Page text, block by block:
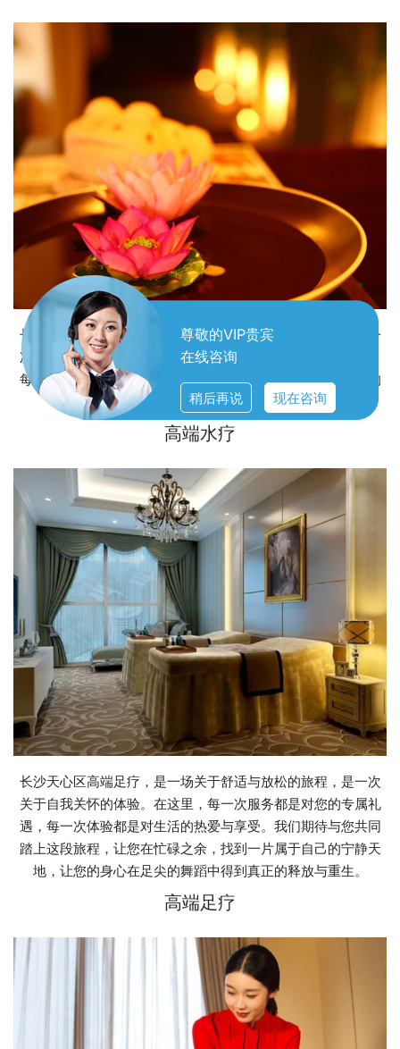
尊敬的VIP贵宾
在线咨询
稍后再说 现在咨询
长沙天心区水疗服务，不仅仅是一次简单的放松体验，而是一
次深入灵魂的疗愈之旅。在这里，每一滴水珠都承载着关怀，
每一次触摸都传递着温暖。我们用心聆听您的需求，用专业的
手法和细腻的情感，为您带来从肌肤到
高端水疗
长沙天心区高端足疗，是一场关于舒适与放松的旅程，是一次
关于自我关怀的体验。在这里，每一次服务都是对您的专属礼
遇，每一次体验都是对生活的热爱与享受。我们期待与您共同
踏上这段旅程，让您在忙碌之余，找到一片属于自己的宁静天
地，让您的身心在足尖的舞蹈中得到真正的释放与重生。
高端足疗